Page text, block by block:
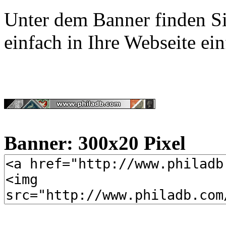
Unter dem Banner finden
einfach in Ihre Webseite
Banner: 300x20 Pixel